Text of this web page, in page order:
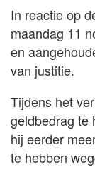
In reactie op
maandag 11
en
van justitie.
Tijdens het
geldbedrag te
hij eerder
te hebben